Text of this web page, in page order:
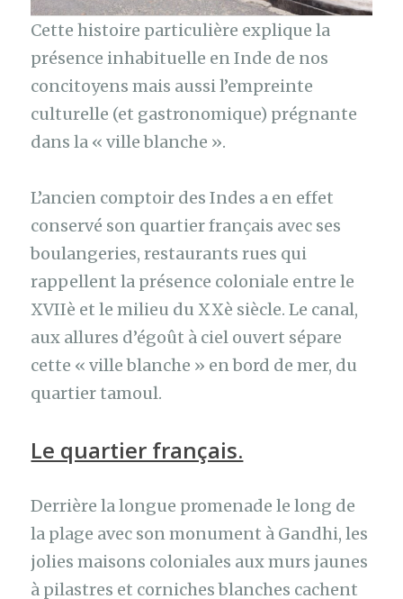
Cette histoire particulière explique la
présence inhabituelle en Inde de nos
concitoyens mais aussi l’empreinte
culturelle (et gastronomique) prégnante
dans la « ville blanche ».
L’ancien comptoir des Indes a en effet
conservé son quartier français avec ses
boulangeries, restaurants rues qui
rappellent la présence coloniale entre le
XVIIè et le milieu du XXè siècle. Le canal,
aux allures d’égoût à ciel ouvert sépare
cette « ville blanche » en bord de mer, du
quartier tamoul.
Le quartier français.
Derrière la longue promenade le long de
la plage avec son monument à Gandhi, les
jolies maisons coloniales aux murs jaunes
à pilastres et corniches blanches cachent